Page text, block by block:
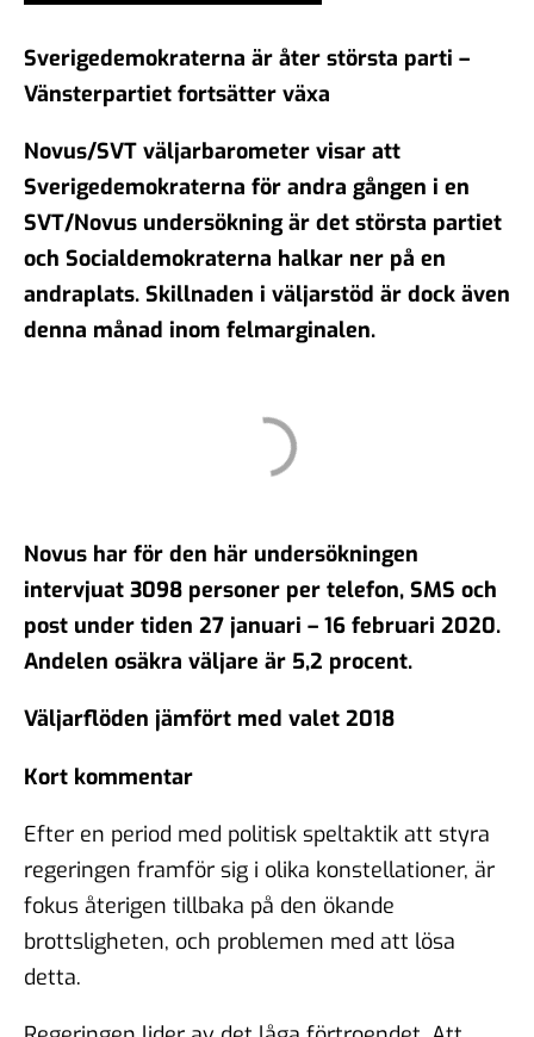
Sverigedemokraterna är åter största parti –
Vänsterpartiet fortsätter växa
Novus/SVT väljarbarometer visar att
Sverigedemokraterna för andra gången i en
SVT/Novus undersökning är det största partiet
och Socialdemokraterna halkar ner på en
andraplats. Skillnaden i väljarstöd är dock även
denna månad inom felmarginalen.
Novus har för den här undersökningen
intervjuat 3098 personer per telefon, SMS och
post under tiden 27 januari – 16 februari 2020.
Andelen osäkra väljare är 5,2 procent.
Väljarflöden jämfört med valet 2018
Kort kommentar
Efter en period med politisk speltaktik att styra
regeringen framför sig i olika konstellationer, är
fokus återigen tillbaka på den ökande
brottsligheten, och problemen med att lösa
detta.